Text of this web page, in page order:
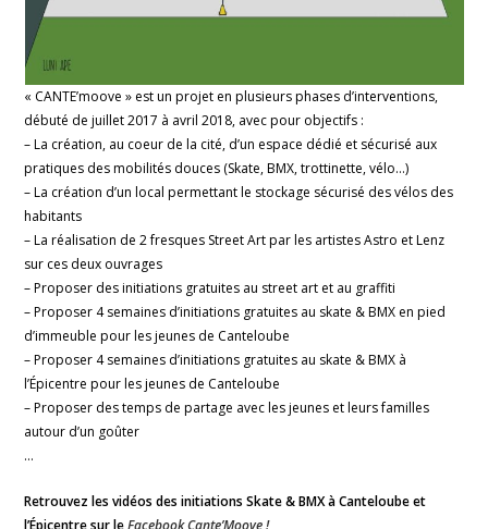
« CANTE’moove » est un projet en plusieurs phases d’interventions,
débuté de juillet 2017 à avril 2018, avec pour objectifs :
– La création, au coeur de la cité, d’un espace dédié et sécurisé aux
pratiques des mobilités douces (Skate, BMX, trottinette, vélo…)
– La création d’un local permettant le stockage sécurisé des vélos des
habitants
– La réalisation de 2 fresques Street Art par les artistes Astro et Lenz
sur ces deux ouvrages
– Proposer des initiations gratuites au street art et au graffiti
– Proposer 4 semaines d’initiations gratuites au skate & BMX en pied
d’immeuble pour les jeunes de Canteloube
– Proposer 4 semaines d’initiations gratuites au skate & BMX à
l’Épicentre pour les jeunes de Canteloube
– Proposer des temps de partage avec les jeunes et leurs familles
autour d’un goûter
…
Retrouvez les vidéos des initiations Skate & BMX à Canteloube et
l’Épicentre sur leFacebook Cante’Moove !